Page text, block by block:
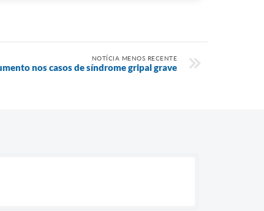
NOTÍCIA MENOS RECENTE
nos casos de síndrome gripal grave